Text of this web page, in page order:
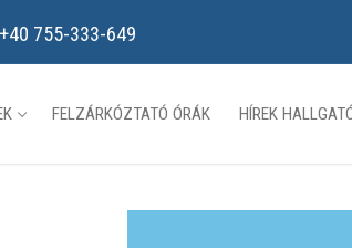
755-333-649
FELZÁRKÓZTATÓ ÓRÁK HÍREK